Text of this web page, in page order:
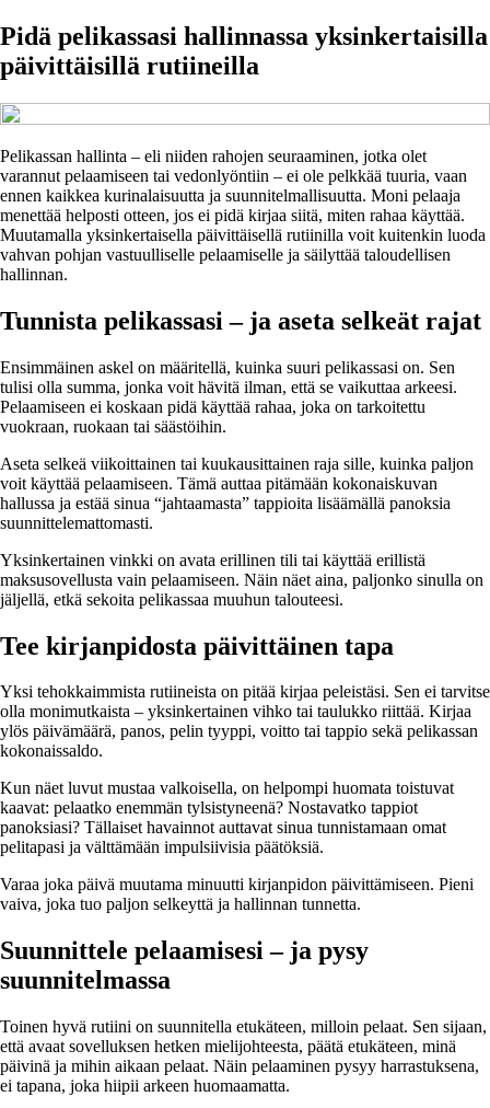
Pidä pelikassasi hallinnassa yksinkertaisilla
päivittäisillä rutiineilla
Pelikassan hallinta – eli niiden rahojen seuraaminen, jotka olet
varannut pelaamiseen tai vedonlyöntiin – ei ole pelkkää tuuria, vaan
ennen kaikkea kurinalaisuutta ja suunnitelmallisuutta. Moni pelaaja
menettää helposti otteen, jos ei pidä kirjaa siitä, miten rahaa käyttää.
Muutamalla yksinkertaisella päivittäisellä rutiinilla voit kuitenkin luoda
vahvan pohjan vastuulliselle pelaamiselle ja säilyttää taloudellisen
hallinnan.
Tunnista pelikassasi – ja aseta selkeät rajat
Ensimmäinen askel on määritellä, kuinka suuri pelikassasi on. Sen
tulisi olla summa, jonka voit hävitä ilman, että se vaikuttaa arkeesi.
Pelaamiseen ei koskaan pidä käyttää rahaa, joka on tarkoitettu
vuokraan, ruokaan tai säästöihin.
Aseta selkeä viikoittainen tai kuukausittainen raja sille, kuinka paljon
voit käyttää pelaamiseen. Tämä auttaa pitämään kokonaiskuvan
hallussa ja estää sinua “jahtaamasta” tappioita lisäämällä panoksia
suunnittelemattomasti.
Yksinkertainen vinkki on avata erillinen tili tai käyttää erillistä
maksusovellusta vain pelaamiseen. Näin näet aina, paljonko sinulla on
jäljellä, etkä sekoita pelikassaa muuhun talouteesi.
Tee kirjanpidosta päivittäinen tapa
Yksi tehokkaimmista rutiineista on pitää kirjaa peleistäsi. Sen ei tarvitse
olla monimutkaista – yksinkertainen vihko tai taulukko riittää. Kirjaa
ylös päivämäärä, panos, pelin tyyppi, voitto tai tappio sekä pelikassan
kokonaissaldo.
Kun näet luvut mustaa valkoisella, on helpompi huomata toistuvat
kaavat: pelaatko enemmän tylsistyneenä? Nostavatko tappiot
panoksiasi? Tällaiset havainnot auttavat sinua tunnistamaan omat
pelitapasi ja välttämään impulsiivisia päätöksiä.
Varaa joka päivä muutama minuutti kirjanpidon päivittämiseen. Pieni
vaiva, joka tuo paljon selkeyttä ja hallinnan tunnetta.
Suunnittele pelaamisesi – ja pysy
suunnitelmassa
Toinen hyvä rutiini on suunnitella etukäteen, milloin pelaat. Sen sijaan,
että avaat sovelluksen hetken mielijohteesta, päätä etukäteen, minä
päivinä ja mihin aikaan pelaat. Näin pelaaminen pysyy harrastuksena,
ei tapana, joka hiipii arkeen huomaamatta.